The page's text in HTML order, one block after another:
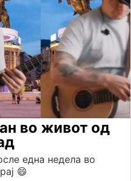
во живот од
една недела во
😄